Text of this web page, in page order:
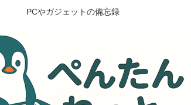
PCやガジェットの備忘録